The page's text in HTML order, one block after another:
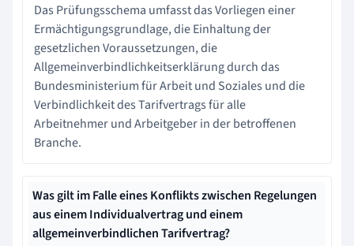
Das Prüfungsschema umfasst das Vorliegen einer
Ermächtigungsgrundlage, die Einhaltung der
gesetzlichen Voraussetzungen, die
Allgemeinverbindlichkeitserklärung durch das
Bundesministerium für Arbeit und Soziales und die
Verbindlichkeit des Tarifvertrags für alle
Arbeitnehmer und Arbeitgeber in der betroffenen
Branche.
Was gilt im Falle eines Konflikts zwischen Regelungen
aus einem Individualvertrag und einem
allgemeinverbindlichen Tarifvertrag?